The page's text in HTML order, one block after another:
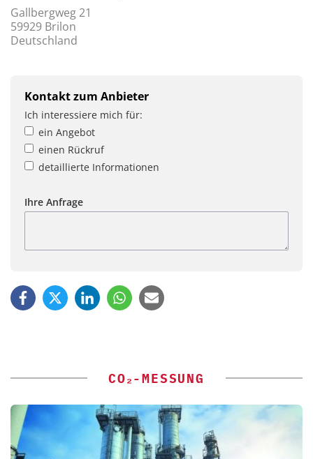
Gallbergweg 21
59929 Brilon
Deutschland
Kontakt zum Anbieter
Ich interessiere mich für:
ein Angebot
einen Rückruf
detaillierte Informationen
Ihre Anfrage
CO₂-MESSUNG